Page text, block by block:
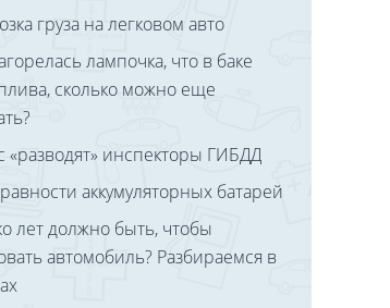
груза на легковом авто
лампочка, что в баке
сколько можно еще
«разводят» инспекторы ГИБДД
аккумуляторных батарей
лет должно быть, чтобы
автомобиль? Разбираемся в